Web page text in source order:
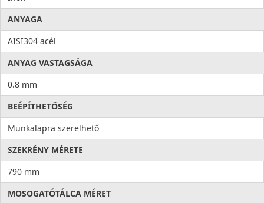
ANYAGA
AISI304 acél
ANYAG VASTAGSÁGA
0.8 mm
BEÉPÍTHETŐSÉG
Munkalapra szerelhető
SZEKRÉNY MÉRETE
790 mm
MOSOGATÓTÁLCA MÉRET